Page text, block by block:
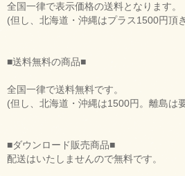
全国一律で表示価格の送料となります。
(但し、北海道・沖縄はプラス1500円頂
■送料無料の商品■
全国一律で送料無料です。
(但し、北海道・沖縄は1500円。離島は
■ダウンロード販売商品■
配送はいたしませんので無料です。